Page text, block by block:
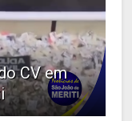
CV em